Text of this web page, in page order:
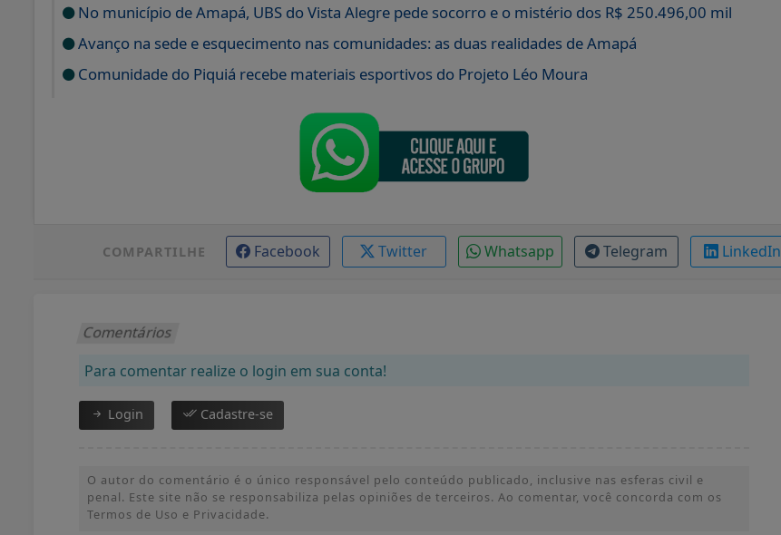
No município de Amapá, UBS do Vista Alegre pede socorro e o mistério dos R$ 250.496,00 mil
Avanço na sede e esquecimento nas comunidades: as duas realidades de Amapá
Comunidade do Piquiá recebe materiais esportivos do Projeto Léo Moura
COMPARTILHE Facebook Twitter Whatsapp Telegram LinkedIn
Comentários
Para comentar realize o login em sua conta!
Login Cadastre-se
O autor do comentário é o único responsável pelo conteúdo publicado, inclusive nas esferas civil e
penal. Este site não se responsabiliza pelas opiniões de terceiros. Ao comentar, você concorda com os
Termos de Uso e Privacidade.